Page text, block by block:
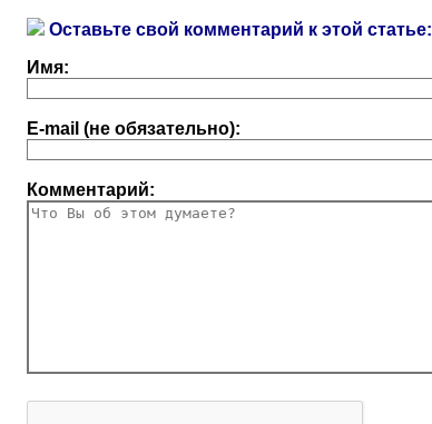
Оставьте свой комментарий к этой статье:
Имя:
E-mail (не обязательно):
Комментарий: